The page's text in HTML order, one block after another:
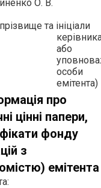
О. В.
та ініціали
або
особи
емітента)
про
цінні папери,
фонду
з
емітента